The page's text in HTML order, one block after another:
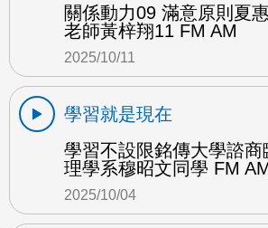
關係動力09 滿意原則夏
老師黃梓翔11 FM AM
2025/10/11
學習就是現在
學習不設限銘傳大學諮
理學系穆昭文同學 FM
2025/10/04